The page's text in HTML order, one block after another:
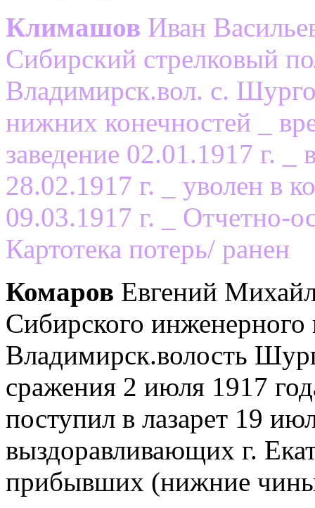
Климашов Иван
Сибирский стрелковый
Владимирск.вол. с.
нижних конечностей _
заведение 02.01.1917 г. _
28.02.1917 г. _ уволен в
09.03.1917 г. _ Отчетно-
Картотека потерь/ ранен
Комаров Евгений
Сибирского
Владимирск.волость
сражения 2 июля 1917
поступил в лазарет 19
выздоравливающих г.
прибывших (нижние